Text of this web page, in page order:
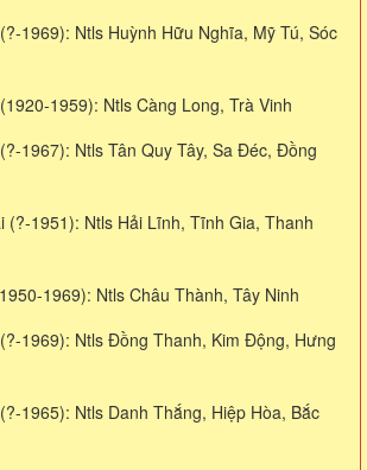
1969): Ntls Huỳnh Hữu Nghĩa, Mỹ Tú, Sóc
1959): Ntls Càng Long, Trà Vinh
1967): Ntls Tân Quy Tây, Sa Đéc, Đồng
(?-1951): Ntls Hải Lĩnh, Tĩnh Gia, Thanh
1969): Ntls Châu Thành, Tây Ninh
1969): Ntls Đồng Thanh, Kim Động, Hưng
1965): Ntls Danh Thắng, Hiệp Hòa, Bắc